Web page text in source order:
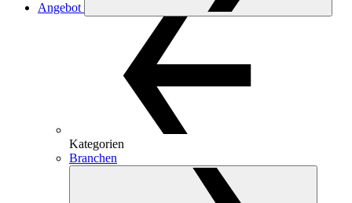
Angebot
Kategorien
Branchen